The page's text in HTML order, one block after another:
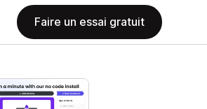
Faire un essai gratuit